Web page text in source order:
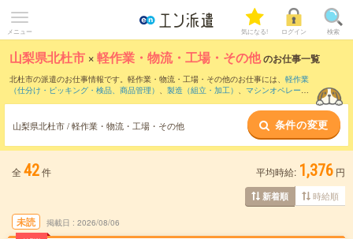
メニュー 気になる! ログイン 検索
山梨県北杜市 ×軽作業・物流・工場・その他のお仕事一覧
北杜市の派遣のお仕事情報です。軽作業・物流・工場・その他のお仕事には、 軽作業
（仕分け・ピッキング・検品、商品管理） 、 製造（組立・加工） 、 マシンオペレータ
山梨県北杜市 / 軽作業・物流・工場・その他 条件の変更
全 42件 平均時給: 1,376 円
新着順 時給順
未読 掲載日 2026/08/06